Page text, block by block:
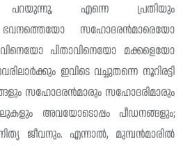
എന്നെ പ്രതിയും
ഭവനത്തെയോ സഹോദരൻമാരെയോ
പിതാവിനെയോ മക്കളെയോ
ഇവിടെ വച്ചുതന്നെ നൂറിരട്ടി
സഹോദരൻമാരും സഹോദരിമാരും
അവയോടൊപ്പം പീഡനങ്ങളും;
ജീവനും. എന്നാൽ, മുമ്പൻമാരിൽ